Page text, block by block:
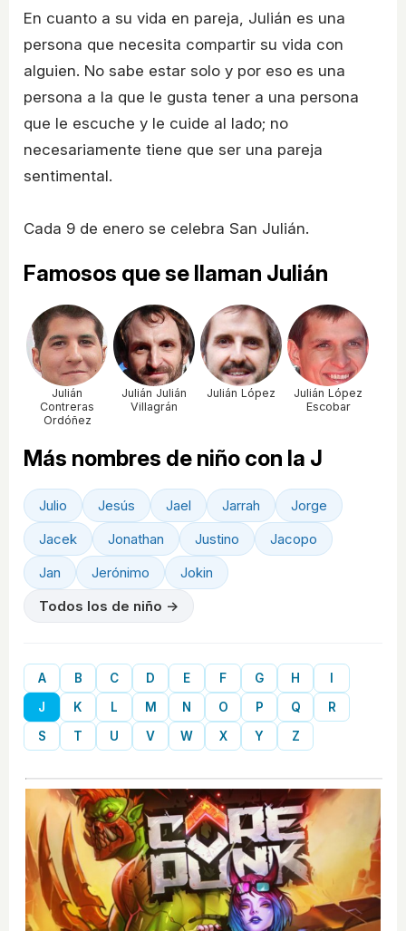
En cuanto a su vida en pareja, Julián es una
persona que necesita compartir su vida con
alguien. No sabe estar solo y por eso es una
persona a la que le gusta tener a una persona
que le escuche y le cuide al lado; no
necesariamente tiene que ser una pareja
sentimental.
Cada 9 de enero se celebra San Julián.
Famosos que se llaman Julián
Julián
Contreras
Ordóñez
Julián Julián
Villagrán
Julián López
Julián López
Escobar
Más nombres de niño con la J
Julio Jesús Jael Jarrah
Jorge
Jacek
Jonathan Justino
Jacopo
Jan
Jerónimo
Jokin
Todos los de niño →
A B C D E F G H
J
K L M N O P Q
R
S
T U V W X Y Z